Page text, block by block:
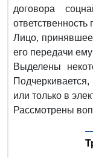
договора
ответственность
Лицо, принявшее
его передачи
Выделены
или только в
Рассмотрены